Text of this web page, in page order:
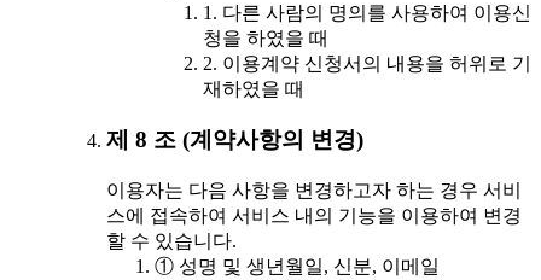
1. 다른 사람의 명의를 사용하여 이용신
청을 하였을 때
2. 이용계약 신청서의 내용을 허위로 기
재하였을 때
제 8 조 (계약사항의 변경)
이용자는 다음 사항을 변경하고자 하는 경우 서비
스에 접속하여 서비스 내의 기능을 이용하여 변경
할 수 있습니다.
① 성명 및 생년월일, 신분, 이메일